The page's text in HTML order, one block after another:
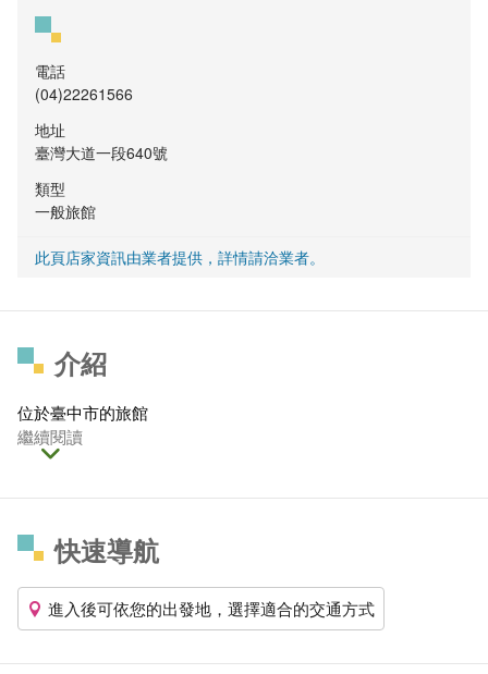
電話
(04)22261566
地址
臺灣大道一段640號
類型
一般旅館
此頁店家資訊由業者提供，詳情請洽業者。
介紹
位於臺中市的旅館
繼續閱讀
快速導航
進入後可依您的出發地，選擇適合的交通方式